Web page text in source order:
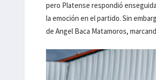
pero Platense respondió
la emoción en el partido. Sin
de Angel Baca Matamoros,